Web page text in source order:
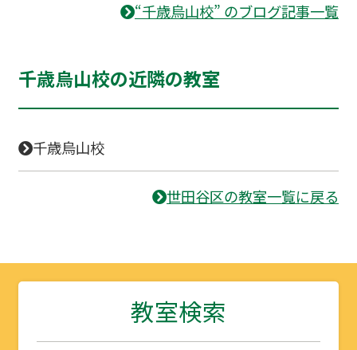
“千歳烏山校” のブログ記事一覧
千歳烏山校の近隣の教室
千歳烏山校
世田谷区の教室一覧に戻る
教室検索